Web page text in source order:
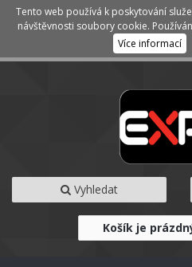
Kategorie
Vyhledat
Košík je
Tento web používá k poskytování
návštěvnosti soubory cookie.
Více informací